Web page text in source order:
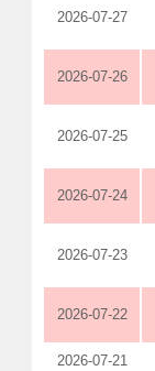
2026-07-27
2026-07-26
2026-07-25
2026-07-24
2026-07-23
2026-07-22
2026-07-21